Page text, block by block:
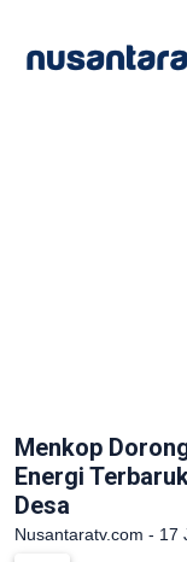
Menkop
Energi
Desa
Nusantaratv.com - 17